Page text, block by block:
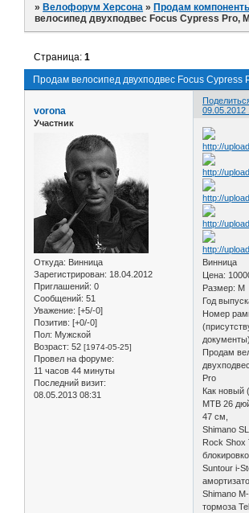
»Велофорум Херсона »Продам
велосипед двухподвес Focus Cypress Pro,
Продам велосипед двухподвес Focus Cypress
Страница:1
09.05.2012
vorona
Участник
Откуда: Винница
Зарегистрирован: 18.04.2012
Приглашений: 0
Сообщений: 51
Уважение: [+5/-0]
Позитив: [+0/-0]
Пол: Мужской
Возраст: 52 [1974-05-25]
Провел на форуме:
11 часов 44 минуты
Последний визит:
08.05.2013 08:31
Винница
Цена:
Размер: M
Год
Номер
документы)
Продам
Pro
Как новый
MTB 26
47 см,
Shimano
Rock Shox
Suntour i-
Shimanо
тормоза